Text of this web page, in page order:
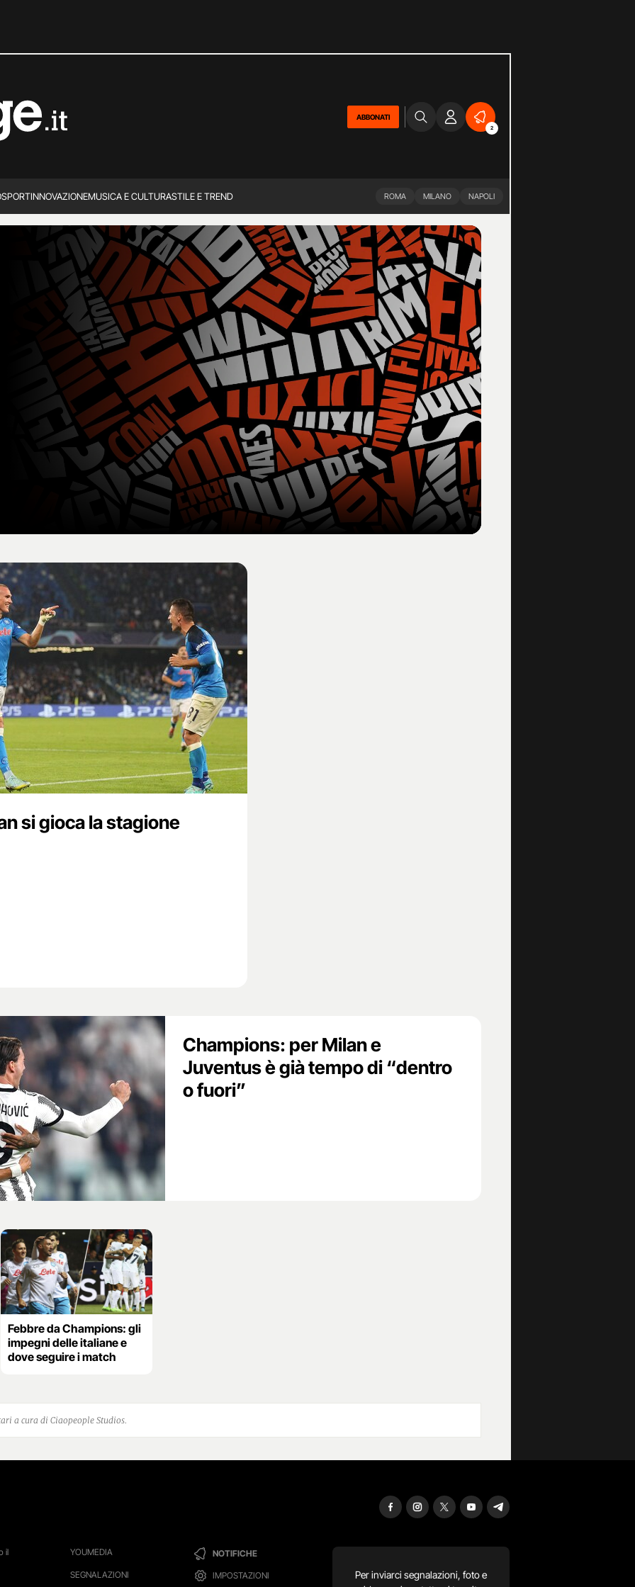
ABBONATI
2
SPORTINNOVAZIONEMUSICA E CULTURASTILE E TREND ROMA MILANO NAPOLI
si gioca la stagione
Champions: per Milan e
Juventus è già tempo di “dentro
o fuori”
Febbre da Champions: gli
impegni delle italiane e
dove seguire i match
a cura di Ciaopeople Studios.
YOUMEDIA
SEGNALAZIONI
NOTIFICHE
IMPOSTAZIONI
Per inviarci segnalazioni, foto e
il